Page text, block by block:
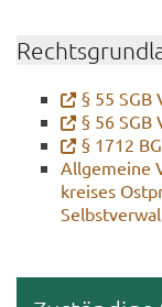
§ 55 SGB
§ 56 SGB
§ 1712
All­ge­mei­ne
krei­ses